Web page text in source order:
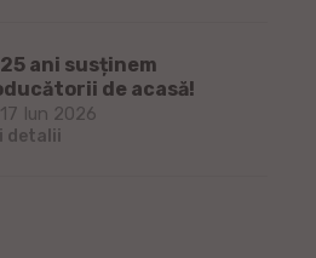
25 ani susținem
de acasă!
17 Iun 2026
detalii